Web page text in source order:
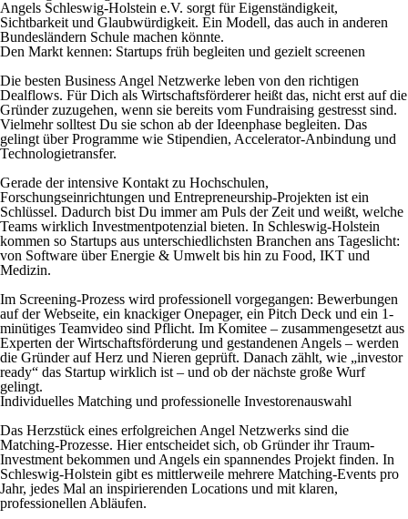
Angels Schleswig-Holstein e.V. sorgt für Eigenständigkeit,
Sichtbarkeit und Glaubwürdigkeit. Ein Modell, das auch in anderen
Bundesländern Schule machen könnte.
Den Markt kennen: Startups früh begleiten und gezielt screenen
Die besten Business Angel Netzwerke leben von den richtigen
Dealflows. Für Dich als Wirtschaftsförderer heißt das, nicht erst auf die
Gründer zuzugehen, wenn sie bereits vom Fundraising gestresst sind.
Vielmehr solltest Du sie schon ab der Ideenphase begleiten. Das
gelingt über Programme wie Stipendien, Accelerator-Anbindung und
Technologietransfer.
Gerade der intensive Kontakt zu Hochschulen,
Forschungseinrichtungen und Entrepreneurship-Projekten ist ein
Schlüssel. Dadurch bist Du immer am Puls der Zeit und weißt, welche
Teams wirklich Investmentpotenzial bieten. In Schleswig-Holstein
kommen so Startups aus unterschiedlichsten Branchen ans Tageslicht:
von Software über Energie & Umwelt bis hin zu Food, IKT und
Medizin.
Im Screening-Prozess wird professionell vorgegangen: Bewerbungen
auf der Webseite, ein knackiger Onepager, ein Pitch Deck und ein 1-
minütiges Teamvideo sind Pflicht. Im Komitee – zusammengesetzt aus
Experten der Wirtschaftsförderung und gestandenen Angels – werden
die Gründer auf Herz und Nieren geprüft. Danach zählt, wie „investor
ready“ das Startup wirklich ist – und ob der nächste große Wurf
gelingt.
Individuelles Matching und professionelle Investorenauswahl
Das Herzstück eines erfolgreichen Angel Netzwerks sind die
Matching-Prozesse. Hier entscheidet sich, ob Gründer ihr Traum-
Investment bekommen und Angels ein spannendes Projekt finden. In
Schleswig-Holstein gibt es mittlerweile mehrere Matching-Events pro
Jahr, jedes Mal an inspirierenden Locations und mit klaren,
professionellen Abläufen.